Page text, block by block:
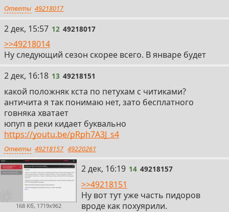
Ответы 49218017
12
2 дек, 15:57 12 49218017
>>49218014
Ну следующий сезон скорее всего. В январе будет
13
2 дек, 16:18 13 49218151
какой положняк кста по петухам с читиками?
античита я так понимаю нет, зато бесплатного
говняка хватает
юпуп в реки кидает буквально
https://youtu.be/pRph7A3J_s4
Ответы 49218157 49220261
168 Кб, 1719x962
14
2 дек, 16:19 14 49218157
>>49218151
Ну вот тут уже часть пидоров
вроде как похуярили.